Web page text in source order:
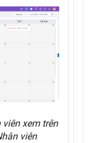
xem trên
viên